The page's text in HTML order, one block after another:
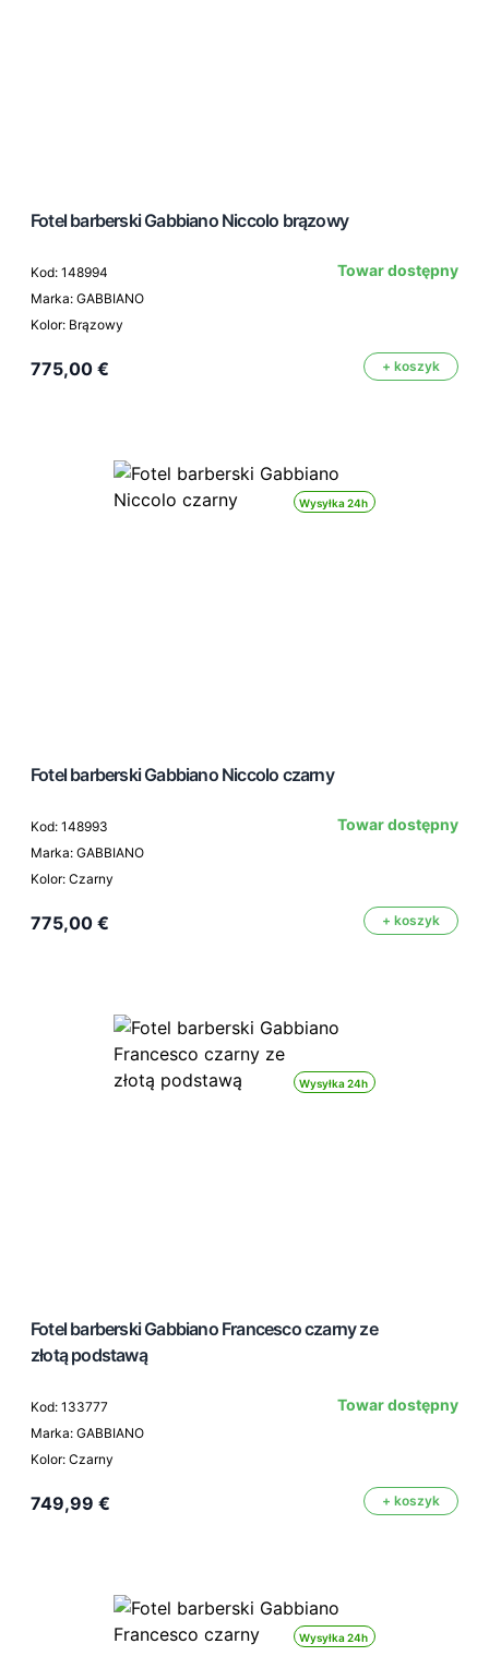
Fotel barberski Gabbiano Niccolo brązowy
Kod: 148994
Marka: GABBIANO
Kolor: Brązowy
Towar dostępny
775,00 € + koszyk
Wysyłka 24h
Fotel barberski Gabbiano Niccolo czarny
Kod: 148993
Marka: GABBIANO
Kolor: Czarny
Towar dostępny
775,00 € + koszyk
Wysyłka 24h
Fotel barberski Gabbiano Francesco czarny ze
złotą podstawą
Kod: 133777
Marka: GABBIANO
Kolor: Czarny
Towar dostępny
749,99 € + koszyk
Wysyłka 24h